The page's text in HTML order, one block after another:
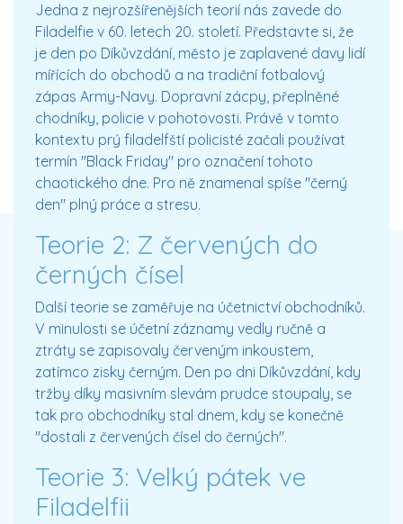
Jedna z nejrozšířenějších teorií nás zavede do
Filadelfie v 60. letech 20. století. Představte si, že
je den po Díkůvzdání, město je zaplavené davy lidí
mířících do obchodů a na tradiční fotbalový
zápas Army-Navy. Dopravní zácpy, přeplněné
chodníky, policie v pohotovosti. Právě v tomto
kontextu prý filadelfští policisté začali používat
termín "Black Friday" pro označení tohoto
chaotického dne. Pro ně znamenal spíše "černý
den" plný práce a stresu.
Teorie 2: Z červených do
černých čísel
Další teorie se zaměřuje na účetnictví obchodníků.
V minulosti se účetní záznamy vedly ručně a
ztráty se zapisovaly červeným inkoustem,
zatímco zisky černým. Den po dni Díkůvzdání, kdy
tržby díky masivním slevám prudce stoupaly, se
tak pro obchodníky stal dnem, kdy se konečně
"dostali z červených čísel do černých".
Teorie 3: Velký pátek ve
Filadelfii